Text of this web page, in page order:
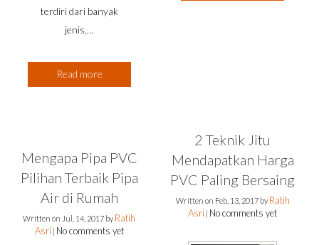
terdiri dari banyak
jenis,…
Read more
Mengapa Pipa PVC
Pilihan Terbaik Pipa
Air di Rumah
Written on Jul, 14, 2017 by Ratih
Asri No comments yet
2 Teknik Jitu
Mendapatkan Harga
PVC Paling Bersaing
Written on Feb, 13, 2017 by Ratih
Asri No comments yet